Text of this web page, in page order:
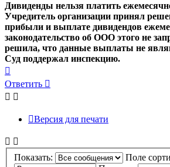
Дивиденды нельзя платить
Учредитель организации принял
прибыли и выплате дивидендов
законодательство об ООО этого не
решила, что данные выплаты не
Суд поддержал инспекцию.
к
началу
Ответить
Версия для печати
Показать:
Поле